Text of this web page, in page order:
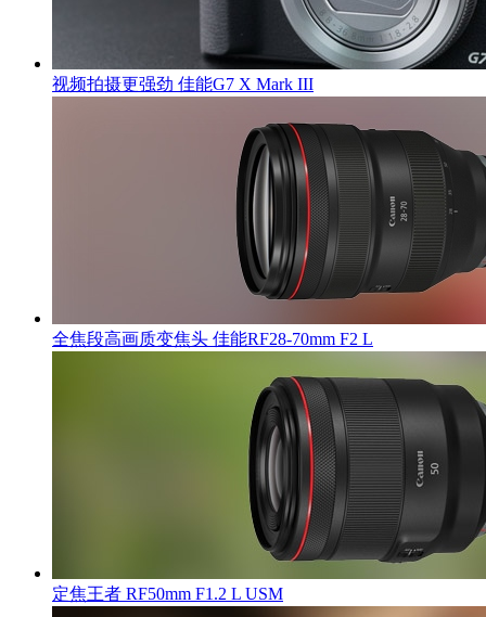
视频拍摄更强劲 佳能G7 X Mark III
全焦段高画质变焦头 佳能RF28-70mm F2 L
定焦王者 RF50mm F1.2 L USM